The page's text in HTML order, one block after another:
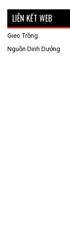
LIÊN KẾT WEB
Gieo Trồng
Nguồn Dinh Dưởng